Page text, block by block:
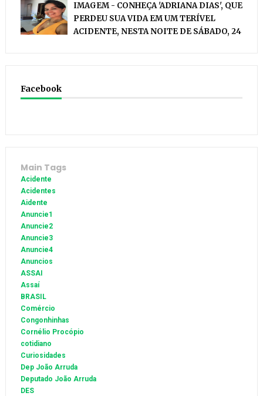
IMAGEM - CONHEÇA 'ADRIANA DIAS', QUE
PERDEU SUA VIDA EM UM TERÍVEL
ACIDENTE, NESTA NOITE DE SÁBADO, 24
Facebook
Main Tags
Acidente
Acidentes
Aidente
Anuncie1
Anuncie2
Anuncie3
Anuncie4
Anuncios
ASSAI
Assaí
BRASIL
Comércio
Congonhinhas
Cornélio Procópio
cotidiano
Curiosidades
Dep João Arruda
Deputado João Arruda
DES